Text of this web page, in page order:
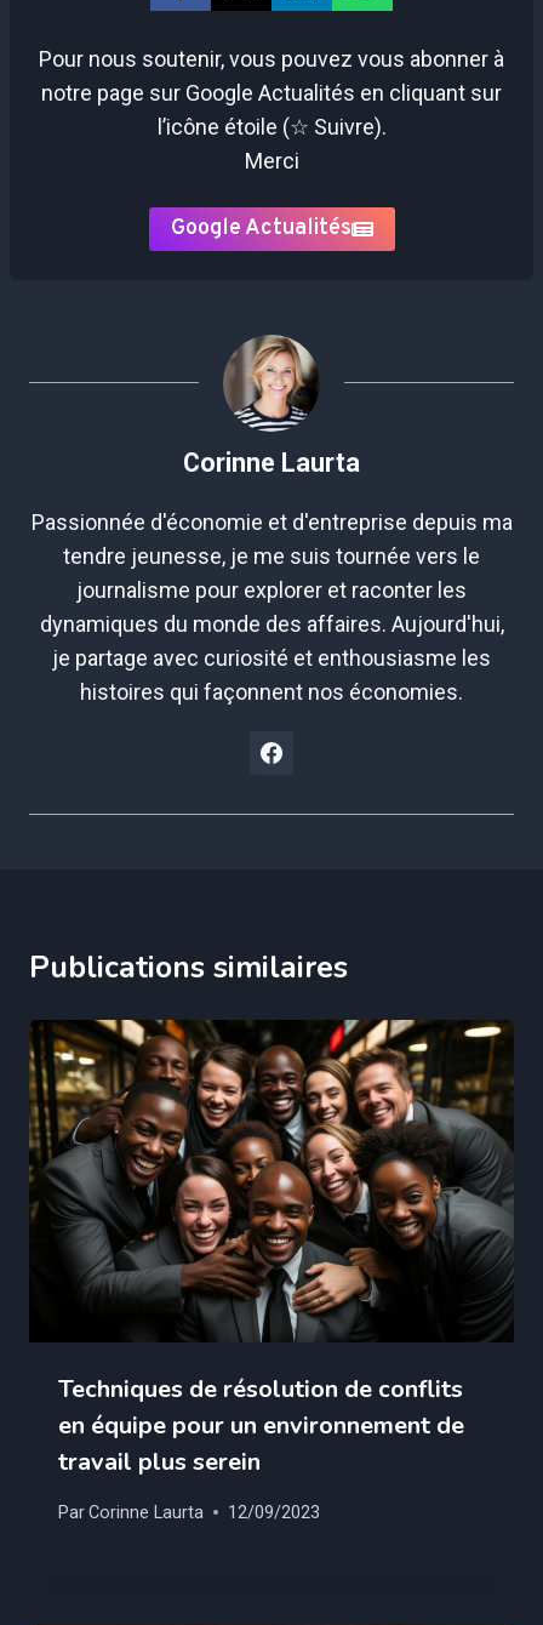
Pour nous soutenir, vous pouvez vous abonner à
notre page sur Google Actualités en cliquant sur
l’icône étoile (☆ Suivre).
Merci
Google Actualités
Corinne Laurta
Passionnée d'économie et d'entreprise depuis ma
tendre jeunesse, je me suis tournée vers le
journalisme pour explorer et raconter les
dynamiques du monde des affaires. Aujourd'hui,
je partage avec curiosité et enthousiasme les
histoires qui façonnent nos économies.
Publications similaires
Techniques de résolution de conflits
en équipe pour un environnement de
travail plus serein
ParCorinne Laurta 12/09/2023